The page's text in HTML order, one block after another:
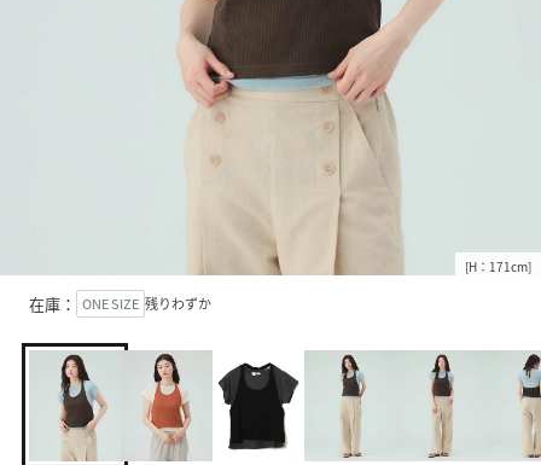
[H：171cm]
在庫： ONE SIZE 残りわずか